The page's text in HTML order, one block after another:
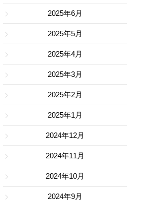
2025年6月
2025年5月
2025年4月
2025年3月
2025年2月
2025年1月
2024年12月
2024年11月
2024年10月
2024年9月